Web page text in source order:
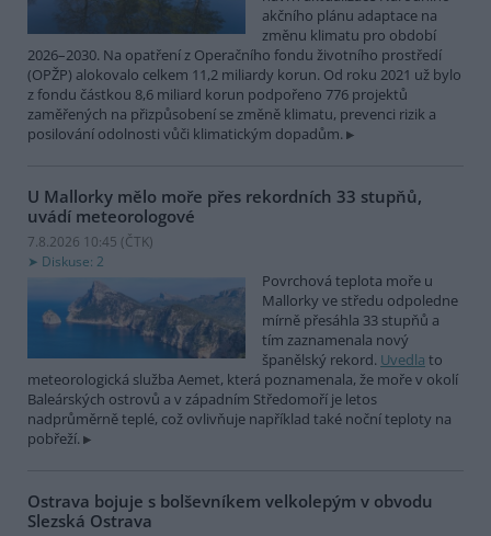
akčního plánu adaptace na
změnu klimatu pro období
2026–2030. Na opatření z Operačního fondu životního prostředí
(OPŽP) alokovalo celkem 11,2 miliardy korun. Od roku 2021 už bylo
z fondu částkou 8,6 miliard korun podpořeno 776 projektů
zaměřených na přizpůsobení se změně klimatu, prevenci rizik a
posilování odolnosti vůči klimatickým dopadům.
U Mallorky mělo moře přes rekordních 33 stupňů,
uvádí meteorologové
7.8.2026 10:45 (ČTK)
Diskuse: 2
Povrchová teplota moře u
Mallorky ve středu odpoledne
mírně přesáhla 33 stupňů a
tím zaznamenala nový
španělský rekord. Uvedla to
meteorologická služba Aemet, která poznamenala, že moře v okolí
Baleárských ostrovů a v západním Středomoří je letos
nadprůměrně teplé, což ovlivňuje například také noční teploty na
pobřeží.
Ostrava bojuje s bolševníkem velkolepým v obvodu
Slezská Ostrava